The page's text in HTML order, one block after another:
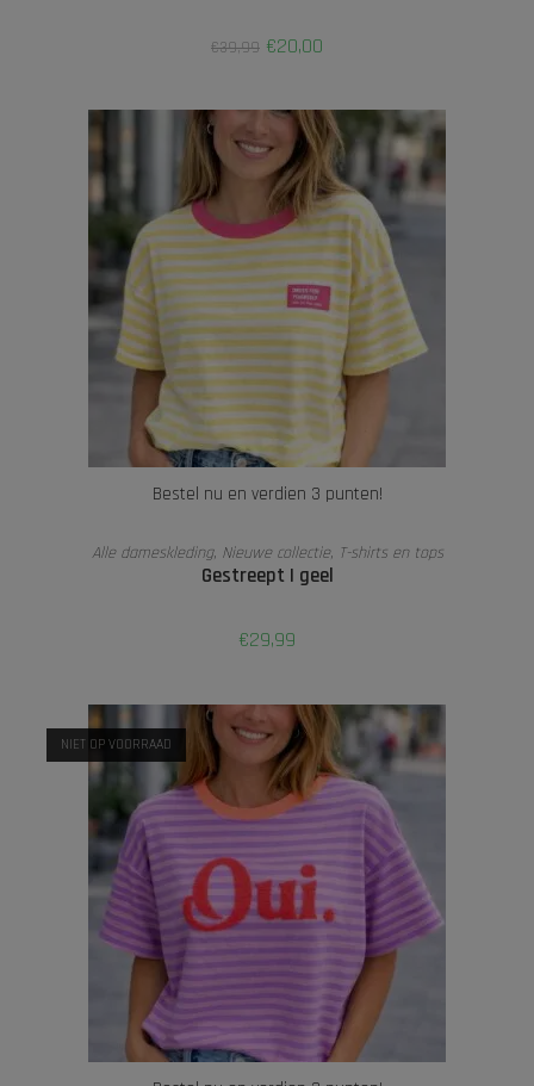
€39,99 €20,00
Bestel nu en verdien 3 punten!
TOEVOEGEN AAN WINKELWAGEN
Alle dameskleding, Nieuwe collectie, T-shirts en tops
Gestreept | geel
€29,99
NIET OP VOORRAAD